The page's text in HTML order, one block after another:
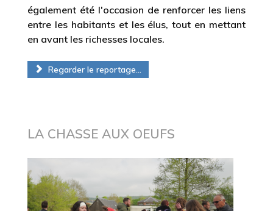
également été l'occasion de renforcer les liens
entre les habitants et les élus, tout en mettant
en avant les richesses locales.
Regarder le reportage...
LA CHASSE AUX OEUFS